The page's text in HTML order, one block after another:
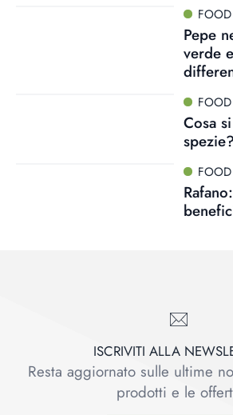
FOOD
Pepe
verde
FOOD
Cosa
spezie?
FOOD
ISCRIVITI ALLA
Resta aggiornato sulle ultime
prodotti e le